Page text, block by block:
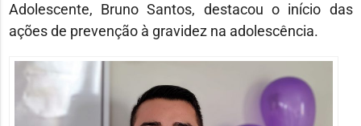
Adolescente, Bruno Santos, destacou o início das
ações de prevenção à gravidez na adolescência.